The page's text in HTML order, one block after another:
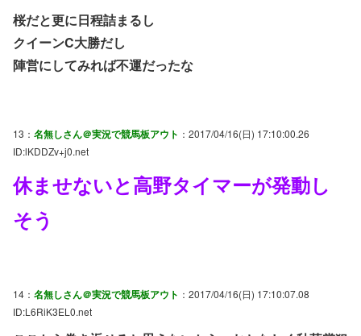
桜だと更に日程詰まるし
クイーンC大勝だし
陣営にしてみれば不運だったな
13： 名無しさん＠実況で競馬板アウト ：2017/04/16(日) 17:10:00.26
ID:lKDDZv+j0.net
休ませないと高野タイマーが発動し
そう
14： 名無しさん＠実況で競馬板アウト ：2017/04/16(日) 17:10:07.08
ID:L6RiK3EL0.net